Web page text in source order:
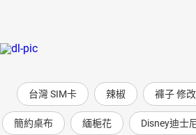
台灣 SIM卡 辣椒 褲子 修改
簡約桌布 緬梔花 Disney迪士